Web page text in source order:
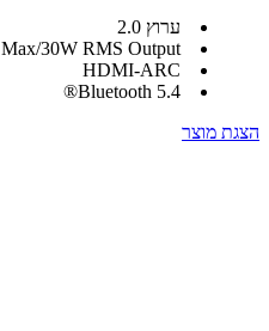
ערוץ 2.0
60W Max/30W RMS Output
HDMI-ARC
5.4 Bluetooth®
מוצר